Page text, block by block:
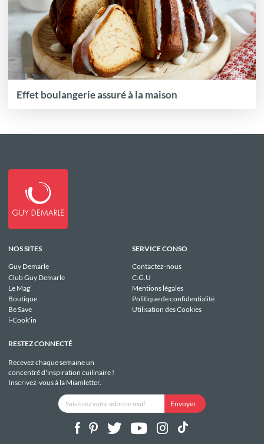
Effet boulangerie assuré à la maison
NOS SITES
Guy Demarle
Club Guy Demarle
Le Mag'
Boutique
Be Save
i-Cook'in
SERVICE CONSO
Contactez-nous
C.G.U
Mentions légales
Politique de confidentialité
Utilisation des Cookies
RESTEZ CONNECTÉ
Recevez chaque semaine un
concentré d'inspiration cuilinaire !
Inscrivez-vous à la Miamletter.